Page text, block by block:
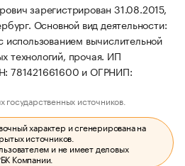
зарегистрирован 31.08.2015,
Основной вид деятельности:
использованием вычислительной
технологий, прочая. ИП
781421661600 и ОГРНИП:
источников.
характер и сгенерирована на
источников.
и не имеет деловых
Компании.